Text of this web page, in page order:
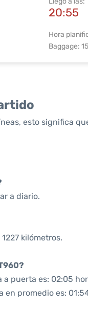
20:55
Hora
Baggage: 15
esto significa
a diario.
kilómetros.
puerta es: 02:05
promedio es: